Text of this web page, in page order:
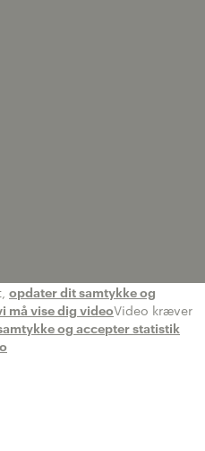
opdater dit samtykke og
må vise dig videoVideo kræver
og accepter statistik